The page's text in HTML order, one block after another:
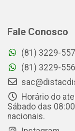
Fale Conosco
(81) 3229-
(81) 3229-
Horário do
Sábado das
nacionais.